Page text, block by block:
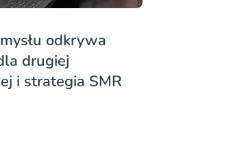
odkrywa
drugiej
i strategia SMR